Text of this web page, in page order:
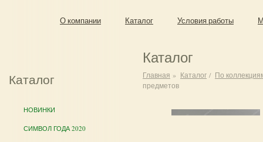
О компании Каталог Условия работы
Каталог
НОВИНКИ
СИМВОЛ ГОДА 2020
Каталог
Главная » Каталог / По
предметов